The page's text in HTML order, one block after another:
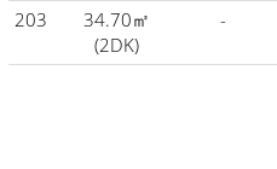
203
34.70㎡
(2DK)
-